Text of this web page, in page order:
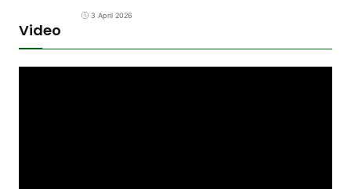
3 April 2026
Video